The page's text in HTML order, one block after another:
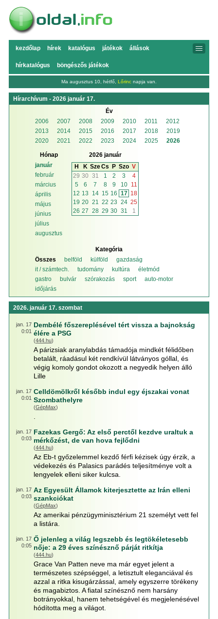
kezdőlap hírek katalógus játékok állások
hírkatalógus böngészős játékok
Ma augusztus 10, hétfő, Lőrinc napja van.
Hírarchívum - 2026 január 17.
Év
2006
2007 2008 2009 2010 2011
2012
2013
2014 2015 2016 2017 2018
2019
2020
2021 2022 2023 2024 2025 2026
Hónap
január
február
március
április
május
június
július
augusztus
2026 január
H
K SzeCs P Szo V
29 30 31 1 2 3
4
5
6 7 8 9 10
11
12 13 14 15 16 17 18
19 20 21 22 23 24 25
26 27 28 29 30 31 1
Kategória
Összes
belföld külföld
gazdaság
it / számtech.
tudomány kultúra
életmód
gastro
bulvár szórakozás sport
auto-motor
időjárás
2026. január 17. szombat
jan. 17
0:01
Dembélé főszereplésével tért vissza a bajnokság
élére a PSG
(444.hu)
A párizsiak aranylabdás támadója mindkét félidőben
betalált, ráadásul két rendkívül látványos góllal, és
végig komoly gondot okozott a negyedik helyen álló
Lille
jan. 17
0:01
Celldömölkről később indul egy éjszakai vonat
Szombathelyre
(GépMax)
jan. 17
0:03
Fazekas Gergő: Az első perctől kezdve uraltuk a
mérkőzést, de van hova fejlődni
(444.hu)
Az Eb-t győzelemmel kezdő férfi kézisek úgy érzik, a
védekezés és Palasics parádés teljesítménye volt a
lengyelek elleni siker kulcsa.
jan. 17
0:03
Az Egyesült Államok kiterjesztette az Irán elleni
szankciókat
(GépMax)
Az amerikai pénzügyminisztérium 21 személyt vett fel
a listára.
jan. 17
0:05
Ő jelenleg a világ legszebb és legtökéletesebb
nője: a 29 éves színésznő párját ritkítja
(444.hu)
Grace Van Patten neve ma már egyet jelent a
természetes szépséggel, a letisztult eleganciával és
azzal a ritka kisugárzással, amely egyszerre törékeny
és magabiztos. A fiatal színésznő nem harsány
botrányokkal, hanem tehetségével és megjelenésével
hódította meg a világot.